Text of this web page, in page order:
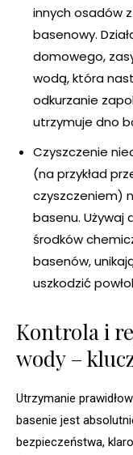
innych osadów
basenowy.
domowego,
wodą, która
odkurzanie
utrzymuje dno
Czyszczenie
(na przykład
czyszczeniem)
basenu. Używaj
środków
basenów,
uszkodzić
Kontrola i
wody –
Utrzymanie
basenie jest
bezpieczeństwa,